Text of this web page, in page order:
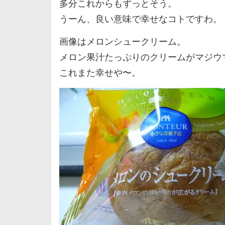
多分これからもずっとそう。
うーん、良い意味で幸せなコトですわ。
画像はメロンシュークリーム。
メロン果汁たっぷりのクリームがマジウ
これまた幸せや〜。